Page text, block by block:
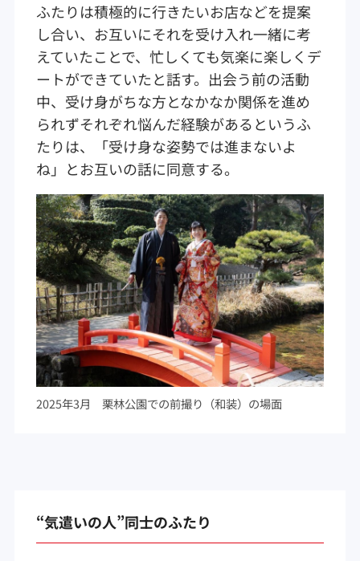
ふたりは積極的に行きたいお店などを提案
し合い、お互いにそれを受け入れ一緒に考
えていたことで、忙しくても気楽に楽しくデ
ートができていたと話す。出会う前の活動
中、受け身がちな方となかなか関係を進め
られずそれぞれ悩んだ経験があるというふ
たりは、「受け身な姿勢では進まないよ
ね」とお互いの話に同意する。
2025年3月 栗林公園での前撮り（和装）の場面
“気遣いの人”同士のふたり